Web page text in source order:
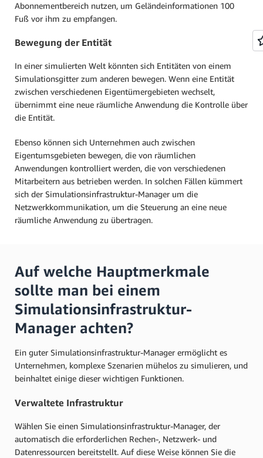
Abonnementbereich nutzen, um Geländeinformationen 100
Fuß vor ihm zu empfangen.
Bewegung der Entität
In einer simulierten Welt könnten sich Entitäten von einem
Simulationsgitter zum anderen bewegen. Wenn eine Entität
zwischen verschiedenen Eigentümergebieten wechselt,
übernimmt eine neue räumliche Anwendung die Kontrolle über
die Entität.
Ebenso können sich Unternehmen auch zwischen
Eigentumsgebieten bewegen, die von räumlichen
Anwendungen kontrolliert werden, die von verschiedenen
Mitarbeitern aus betrieben werden. In solchen Fällen kümmert
sich der Simulationsinfrastruktur-Manager um die
Netzwerkkommunikation, um die Steuerung an eine neue
räumliche Anwendung zu übertragen.
Auf welche Hauptmerkmale
sollte man bei einem
Simulationsinfrastruktur-
Manager achten?
Ein guter Simulationsinfrastruktur-Manager ermöglicht es
Unternehmen, komplexe Szenarien mühelos zu simulieren, und
beinhaltet einige dieser wichtigen Funktionen.
Verwaltete Infrastruktur
Wählen Sie einen Simulationsinfrastruktur-Manager, der
automatisch die erforderlichen Rechen-, Netzwerk- und
Datenressourcen bereitstellt. Auf diese Weise können Sie die